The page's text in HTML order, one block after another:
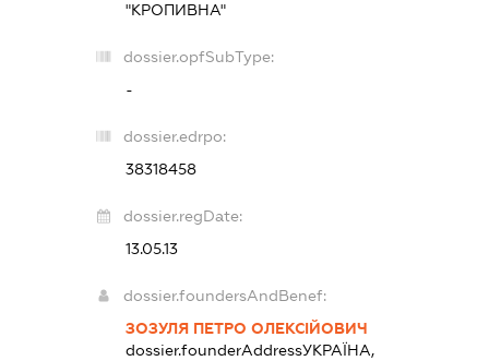
"КРОПИВНА"
dossier.opfSubType:
-
dossier.edrpo:
38318458
dossier.regDate:
13.05.13
dossier.foundersAndBenef:
ЗОЗУЛЯ ПЕТРО ОЛЕКСІЙОВИЧ
dossier.founderAddressУКРАЇНА,